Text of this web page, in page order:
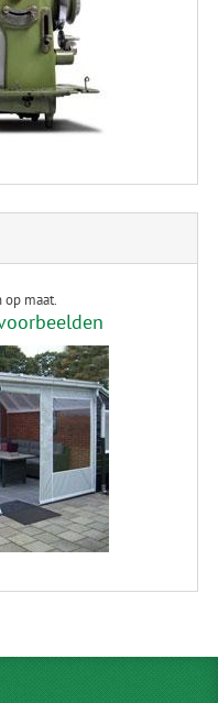
op maat.